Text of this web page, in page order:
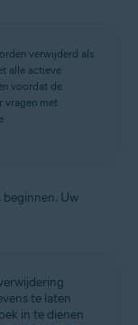
verwijderd als
alle actieve
voordat de
vragen met
beginnen. Uw
te laten
in te dienen